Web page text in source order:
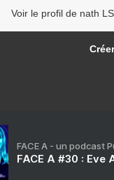
Voir le profil de nath
FACE A - un podcast
FACE A #30 :